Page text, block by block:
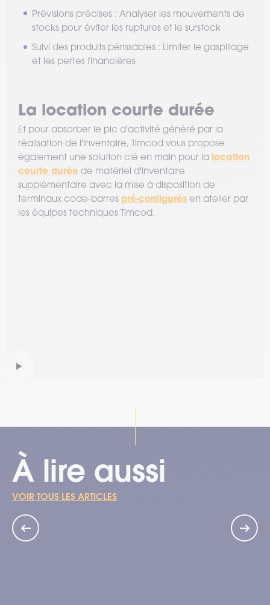
Prévisions précises : Analyser les mouvements de
stocks pour éviter les ruptures et le surstock
Suivi des produits périssables : Limiter le gaspillage
et les pertes financières
La location courte durée
Et pour absorber le pic d'activité généré par la
réalisation de l'inventaire, Timcod vous propose
également une solution clé en main pour la location
courte durée de matériel d'inventaire
supplémentaire avec la mise à disposition de
terminaux code-barres pré-configurés en atelier par
les équipes techniques Timcod.
À lire aussi
VOIR TOUS LES ARTICLES